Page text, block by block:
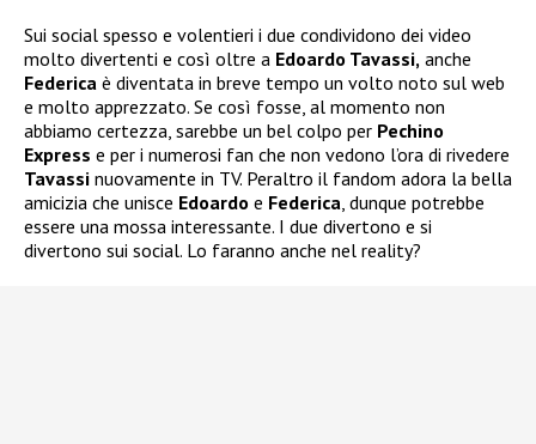
Sui social spesso e volentieri i due condividono dei video
molto divertenti e così oltre a Edoardo Tavassi, anche
Federica è diventata in breve tempo un volto noto sul web
e molto apprezzato. Se così fosse, al momento non
abbiamo certezza, sarebbe un bel colpo per Pechino
Express e per i numerosi fan che non vedono l’ora di rivedere
Tavassi nuovamente in TV. Peraltro il fandom adora la bella
amicizia che unisce Edoardo e Federica , dunque potrebbe
essere una mossa interessante. I due divertono e si
divertono sui social. Lo faranno anche nel reality?